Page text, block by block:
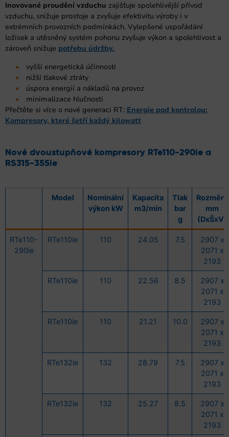
Inovované proudění vzduchu zajišťuje spolehlivější přívod
vzduchu, snižuje prostoje a zvyšuje efektivitu výroby i v
extrémních provozních podmínkách. Vylepšené uspořádání
ložisek a utěsněný systém pohonu zvyšuje výkon a spolehlivost a
zároveň snižuje potřebu údržby.
vyšší energetická účinnosti
nižší tlakové ztráty
úspora energií a nákladů na provoz
minimalizace hlučnosti
Přečtěte si více o nové generaci RT: Energie pod kontrolou:
Kompresory, které šetří každý kilowatt
Nové dvoustupňové kompresory RTe110-290ie a
RS315-355ie
Model
Nominální
výkon kW
Kapacita
m3/min
Tlak
bar
g
Rozměry
mm
(DxŠxV)
RTe110-
290ie
RTe110ie 110 24.05 7.5
2907 x
2071 x
2193
RTe110ie 110 22.56 8.5
2907 x
2071 x
2193
RTe110ie 110 21.21 10.0
2907 x
2071 x
2193
RTe132ie 132 28.79 7.5
2907 x
2071 x
2193
RTe132ie 132 25.27 8.5
2907 x
2071 x
2193